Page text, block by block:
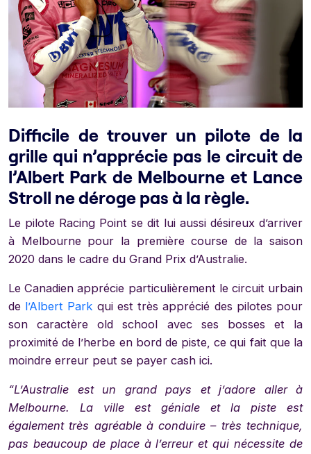
Difficile de trouver un pilote de la
grille qui n’apprécie pas le circuit de
l’Albert Park de Melbourne et Lance
Stroll ne déroge pas à la règle.
Le pilote Racing Point se dit lui aussi désireux d’arriver
à Melbourne pour la première course de la saison
2020 dans le cadre du Grand Prix d’Australie.
Le Canadien apprécie particulièrement le circuit urbain
de l’Albert Park qui est très apprécié des pilotes pour
son caractère old school avec ses bosses et la
proximité de l’herbe en bord de piste, ce qui fait que la
moindre erreur peut se payer cash ici.
“L’Australie est un grand pays et j’adore aller à
Melbourne. La ville est géniale et la piste est
également très agréable à conduire – très technique,
pas beaucoup de place à l’erreur et qui nécessite de